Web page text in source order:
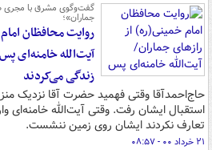
گفت‌وگوی مشرق با مجری
جماران»؛
روایت محافظان
آیت‌الله خامنه‌ای
زندگی می‌کردند
حاج‌احمدآقا وقتی فهمید حضرت آقا نزدیک
استقبال ایشان رفت. وقتی‌ آیت‌الله خامنه‌ای
تعارف نکردند ایشان روی زمین ننشست.
۲۱ خرداد ۰۰ - ۰۸:۵۷